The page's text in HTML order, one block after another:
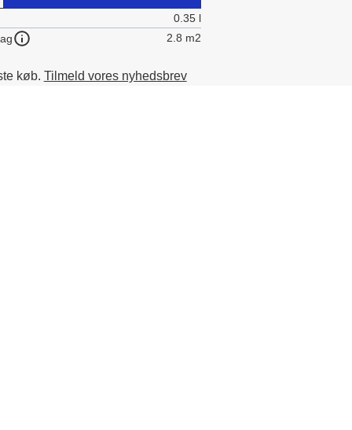
0.35 l
2.8 m2
køb. Tilmeld vores nyhedsbrev